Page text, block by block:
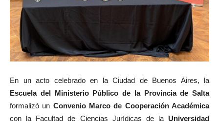
En un acto celebrado en la Ciudad de Buenos Aires, la
Escuela del Ministerio Público de la Provincia de Salta
formalizó un Convenio Marco de Cooperación Académica
con la Facultad de Ciencias Jurídicas de la Universidad